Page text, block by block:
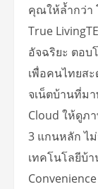
คุณให้ล้ำกว่า
True
อัจฉริยะ ตอบ
เพื่อคนไทยส
จเน็ตบ้านที่มา
Cloud ให้ดูภ
3 แกนหลัก ไม่
เทคโนโลยีบ้